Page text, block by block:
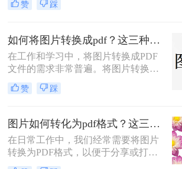
成pdf格式的文件呢？本文将介绍三种
方法都有其特点和适用场景，您可以
根据自己的需求选择最合适的方式。
赞 踩
如何将图片转换成pdf？这三种方法帮助你解决问题！
在工作和学习中，将图片转换成PDF
文件的需求非常普遍。将图片转换成
PDF不仅可以方便地整合多张图片，
还可以确保文件格式的一致性和兼容
文将介绍三种常见的图片转PDF方
法。
赞 踩
图片如何转化为pdf格式？这三个实用指南收好！
在日常工作中，我们经常需要将图片
转换为PDF格式，以便于分享或打
印。那么图片如何转化为pdf格式呢？